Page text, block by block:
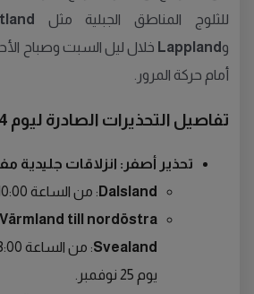
للثلوج المناطق الجبلية مثل
و Lappland خلال ليل السبت وصباح
أمام حركة المرور.
تفاصيل التحذيرات الصادرة ليوم 24 نوفمبر
تحذير أصفر: انزلاقات جليدية
Dalsland : من الساعة 10:00 إلى الساعة 15:00.
till nordöstra
Svealand
يوم 25 نوفمبر.